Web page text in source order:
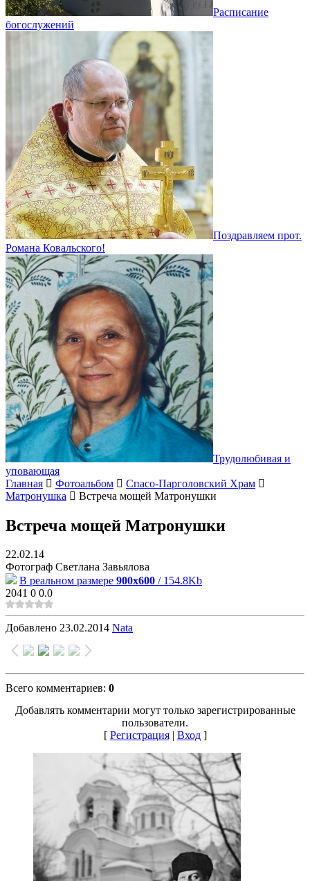
Расписание
богослужений
Поздравляем прот.
Романа Ковальского!
Трудолюбивая и
уповающая
Главная
Фотоальбом
Спасо-Парголовский Храм
Матронушка
Встреча мощей Матронушки
Встреча мощей Матронушки
22.02.14
Фотограф Светлана Завьялова
В реальном размере 900x600 / 154.8Kb
2041 0 0.0
Добавлено 23.02.2014 Nata
Всего комментариев: 0
Добавлять комментарии могут только зарегистрированные
пользователи.
[ Регистрация| Вход]